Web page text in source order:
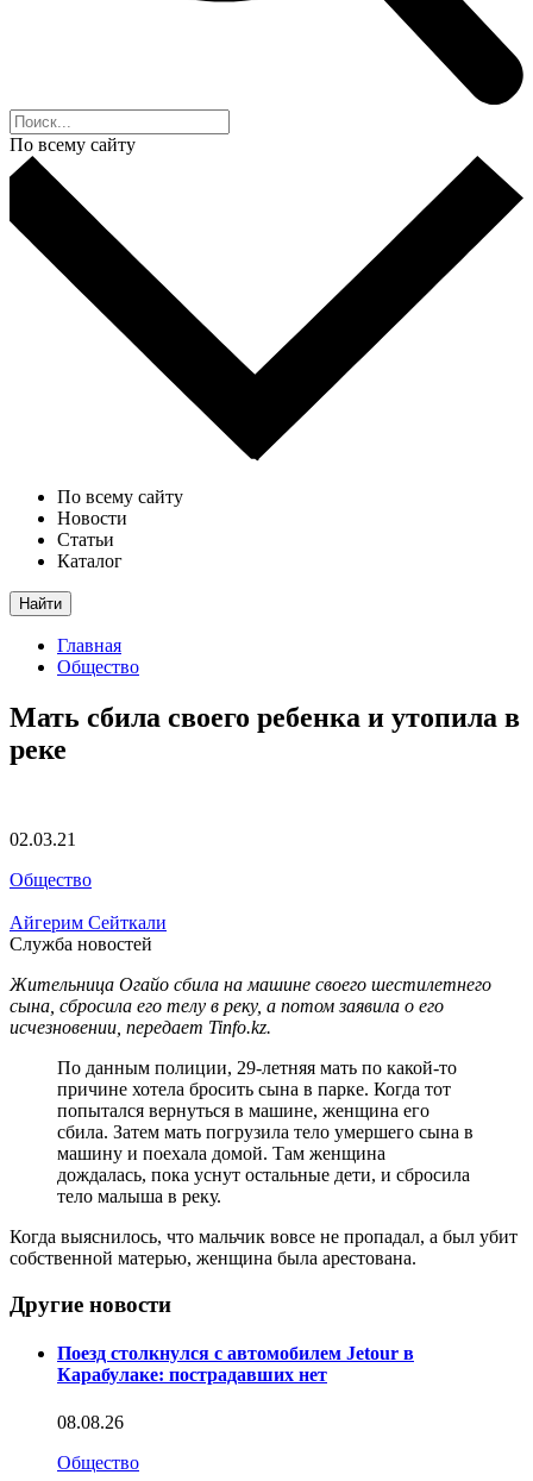
По всему сайту
По всему сайту
Новости
Статьи
Каталог
Найти
Главная
Общество
Мать сбила своего ребенка и утопила в
реке
02.03.21
Общество
Айгерим Сейткали
Служба новостей
Жительница Огайо сбила на машине своего шестилетнего
сына, сбросила его телу в реку, а потом заявила о его
исчезновении, передает Tinfo.kz.
По данным полиции, 29-летняя мать по какой-то
причине хотела бросить сына в парке. Когда тот
попытался вернуться в машине, женщина его
сбила. Затем мать погрузила тело умершего сына в
машину и поехала домой. Там женщина
дождалась, пока уснут остальные дети, и сбросила
тело малыша в реку.
Когда выяснилось, что мальчик вовсе не пропадал, а был убит
собственной матерью, женщина была арестована.
Другие новости
Поезд столкнулся с автомобилем Jetour в
Карабулаке: пострадавших нет
08.08.26
Общество